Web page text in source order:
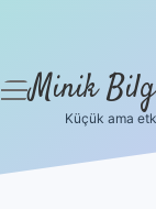
menüyü
Minik
Küçük ama